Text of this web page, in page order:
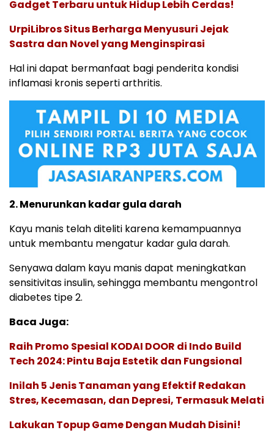
Gadget Terbaru untuk Hidup Lebih Cerdas!
UrpiLibros Situs Berharga Menyusuri Jejak
Sastra dan Novel yang Menginspirasi
Hal ini dapat bermanfaat bagi penderita kondisi
inflamasi kronis seperti arthritis.
2. Menurunkan kadar gula darah
Kayu manis telah diteliti karena kemampuannya
untuk membantu mengatur kadar gula darah.
Senyawa dalam kayu manis dapat meningkatkan
sensitivitas insulin, sehingga membantu mengontrol
diabetes tipe 2.
Baca Juga:
Raih Promo Spesial KODAI DOOR di Indo Build
Tech 2024: Pintu Baja Estetik dan Fungsional
Inilah 5 Jenis Tanaman yang Efektif Redakan
Stres, Kecemasan, dan Depresi, Termasuk Melati
Lakukan Topup Game Dengan Mudah Disini!